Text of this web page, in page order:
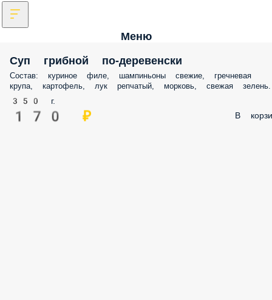
Меню
Суп грибной по-деревенски
Состав: куриное филе, шампиньоны свежие, гречневая
крупа, картофель, лук репчатый, морковь, свежая зелень.
350 г.
170 ₽ В